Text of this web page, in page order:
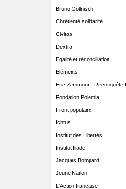
Bruno Gollnisch
Chrétienté solidarité
Civitas
Dextra
Egalité et réconciliation
Eléments
Eric Zemmour - Reconquête !
Fondation Polemia
Front populaire
Ichtus
Institut des Libertés
Institut Iliade
Jacques Bompard
Jeune Nation
L'Action française